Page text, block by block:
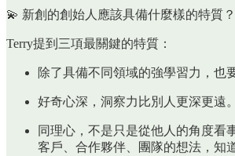
💫 新創的創始人應該具備什麼樣的特質？
Terry提到三項最關鍵的特質：
除了具備不同領域的強學習力，也要
好奇心深，洞察力比別人更深更遠。
同理心，不是只是從他人的角度看
客戶、合作夥伴、團隊的想法，知